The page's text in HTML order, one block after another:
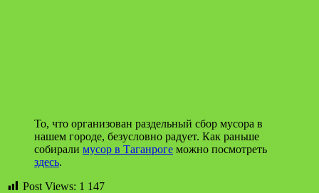
То, что организован раздельный сбор мусора в
нашем городе, безусловно радует. Как раньше
собирали мусор в Таганроге можно посмотреть
здесь.
Post Views: 1 147